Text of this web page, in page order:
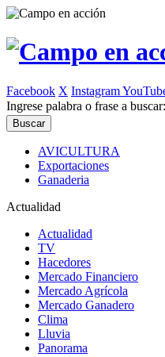
Facebook X Instagram
Ingrese palabra o frase a buscar:
AVICULTURA
Exportaciones
Ganaderia
Actualidad
Actualidad
TV
Hacedores
Mercado Financiero
Mercado Agrícola
Mercado Ganadero
Clima
Lluvia
Panorama